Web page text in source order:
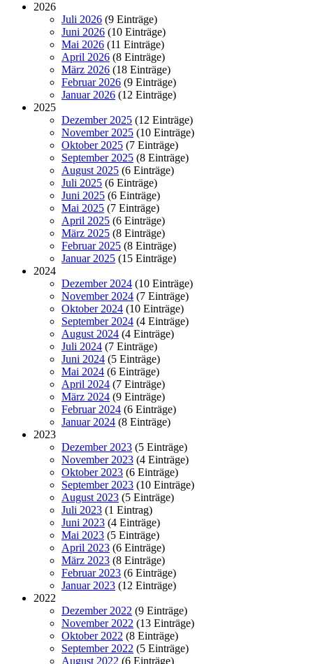
2026
Juli 2026 (9 Einträge)
Juni 2026 (10 Einträge)
Mai 2026 (11 Einträge)
April 2026 (8 Einträge)
März 2026 (18 Einträge)
Februar 2026 (9 Einträge)
Januar 2026 (12 Einträge)
2025
Dezember 2025 (12 Einträge)
November 2025 (10 Einträge)
Oktober 2025 (7 Einträge)
September 2025 (8 Einträge)
August 2025 (6 Einträge)
Juli 2025 (6 Einträge)
Juni 2025 (6 Einträge)
Mai 2025 (7 Einträge)
April 2025 (6 Einträge)
März 2025 (8 Einträge)
Februar 2025 (8 Einträge)
Januar 2025 (15 Einträge)
2024
Dezember 2024 (10 Einträge)
November 2024 (7 Einträge)
Oktober 2024 (10 Einträge)
September 2024 (4 Einträge)
August 2024 (4 Einträge)
Juli 2024 (7 Einträge)
Juni 2024 (5 Einträge)
Mai 2024 (6 Einträge)
April 2024 (7 Einträge)
März 2024 (9 Einträge)
Februar 2024 (6 Einträge)
Januar 2024 (8 Einträge)
2023
Dezember 2023 (5 Einträge)
November 2023 (4 Einträge)
Oktober 2023 (6 Einträge)
September 2023 (10 Einträge)
August 2023 (5 Einträge)
Juli 2023 (1 Eintrag)
Juni 2023 (4 Einträge)
Mai 2023 (5 Einträge)
April 2023 (6 Einträge)
März 2023 (8 Einträge)
Februar 2023 (6 Einträge)
Januar 2023 (12 Einträge)
2022
Dezember 2022 (9 Einträge)
November 2022 (13 Einträge)
Oktober 2022 (8 Einträge)
September 2022 (5 Einträge)
August 2022 (6 Einträge)